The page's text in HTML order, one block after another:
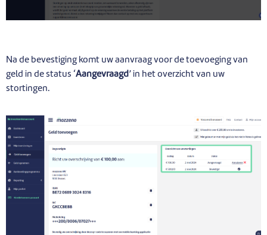
Na de bevestiging komt uw aanvraag voor de toevoeging van
geld in de status ‘Aangevraagd’ in het overzicht van uw
stortingen.